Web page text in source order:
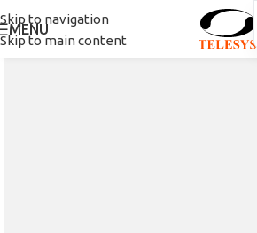
Skip to navigation
Skip to main content
MENU